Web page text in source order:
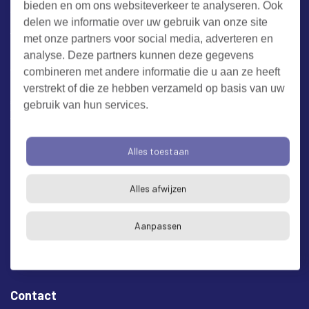
bieden en om ons websiteverkeer te analyseren. Ook
delen we informatie over uw gebruik van onze site
met onze partners voor social media, adverteren en
analyse. Deze partners kunnen deze gegevens
combineren met andere informatie die u aan ze heeft
verstrekt of die ze hebben verzameld op basis van uw
gebruik van hun services.
Alles toestaan
Alles afwijzen
Aanpassen
Werken bij RUD Zeeland
Milieuklacht melden
Algemene voorwaarden
Toegankelijkheid
Bezoekadres en postadres
* op afspraak
RUD Zeeland
Buitenruststraat 6
Contact